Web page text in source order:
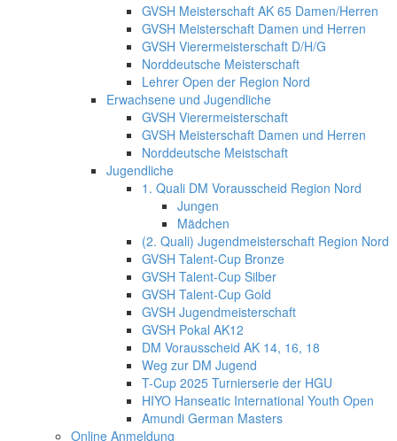
GVSH Meisterschaft AK 65 Damen/Herren
GVSH Meisterschaft Damen und Herren
GVSH Vierermeisterschaft D/H/G
Norddeutsche Meisterschaft
Lehrer Open der Region Nord
Erwachsene und Jugendliche
GVSH Vierermeisterschaft
GVSH Meisterschaft Damen und Herren
Norddeutsche Meistschaft
Jugendliche
1. Quali DM Vorausscheid Region Nord
Jungen
Mädchen
(2. Quali) Jugendmeisterschaft Region Nord
GVSH Talent-Cup Bronze
GVSH Talent-Cup Silber
GVSH Talent-Cup Gold
GVSH Jugendmeisterschaft
GVSH Pokal AK12
DM Vorausscheid AK 14, 16, 18
Weg zur DM Jugend
T-Cup 2025 Turnierserie der HGU
HIYO Hanseatic International Youth Open
Amundi German Masters
Online Anmeldung